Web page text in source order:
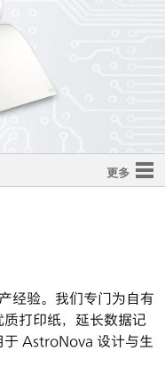
更多
经验。我们专门为自有
打印纸，延长数据记
于 AstroNova 设计与生